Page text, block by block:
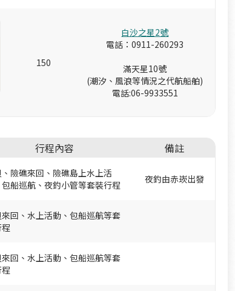
150
白沙之星2號
電話：0911-260293
滿天星10號
(潮汐、風浪等情況之代航船舶)
電話:06-9933551
行程內容 備註
險礁來回、險礁島上水上活
包船巡航、夜釣小管等套裝行程
夜釣由赤崁出發
回、水上活動、包船巡航等套
回、水上活動、包船巡航等套